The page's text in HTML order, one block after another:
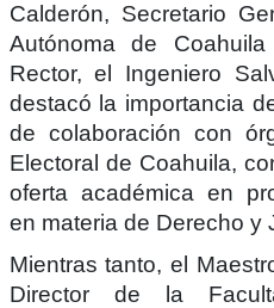
Calderón, Secretario
Autónoma de
Rector, el Ingeniero
destacó la importancia
de colaboración con
Electoral de Coahuila,
oferta académica en
en materia de Derecho y
Mientras tanto, el
Director de la